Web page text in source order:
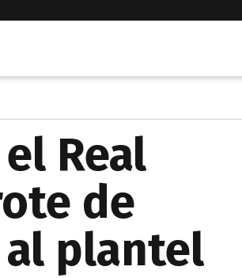
Real
de
al plantel